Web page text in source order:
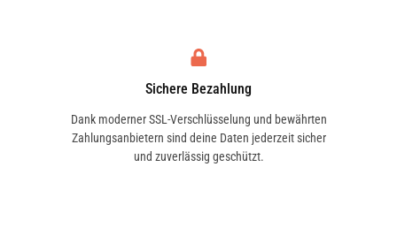
Sichere Bezahlung
Dank moderner SSL-Verschlüsselung und bewährten
Zahlungsanbietern sind deine Daten jederzeit sicher
und zuverlässig geschützt.